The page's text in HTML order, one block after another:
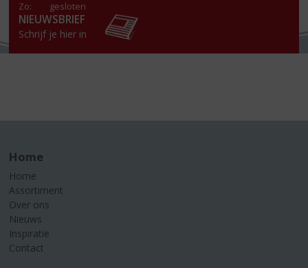
Zo:
gesloten
NIEUWSBRIEF
Schrijf je hier in
Home
Home
Assortiment
Over ons
Nieuws
Inspiratie
Contact